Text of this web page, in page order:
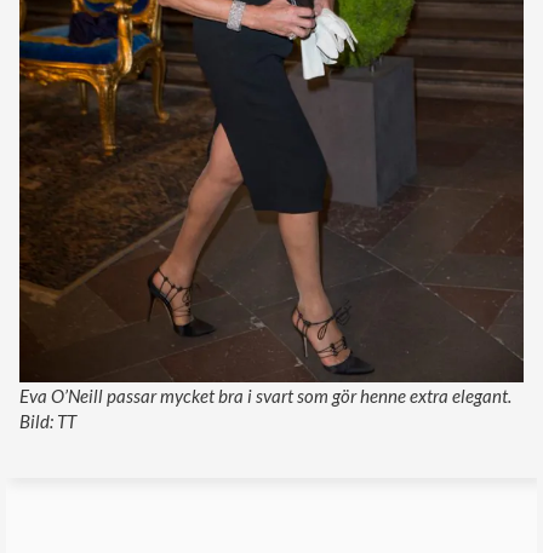
Eva O’Neill passar mycket bra i svart som gör henne extra elegant.
Bild: TT